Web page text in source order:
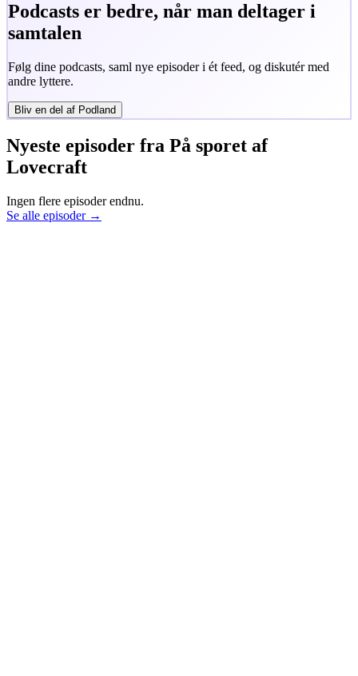
Podcasts er bedre, når man deltager i
samtalen
Følg dine podcasts, saml nye episoder i ét feed, og diskutér med
andre lyttere.
Bliv en del af Podland
Nyeste episoder fra På sporet af
Lovecraft
Ingen flere episoder endnu.
Se alle episoder →